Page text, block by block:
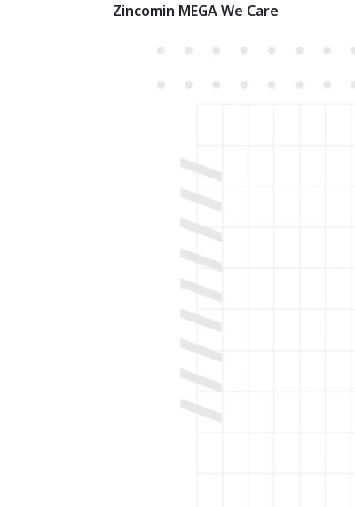
Zincomin MEGA We Care